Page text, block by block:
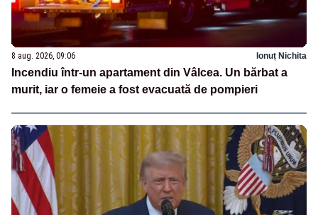
8 aug. 2026, 09:06 Ionuț Nichita
Incendiu într-un apartament din Vâlcea. Un bărbat a
murit, iar o femeie a fost evacuată de pompieri